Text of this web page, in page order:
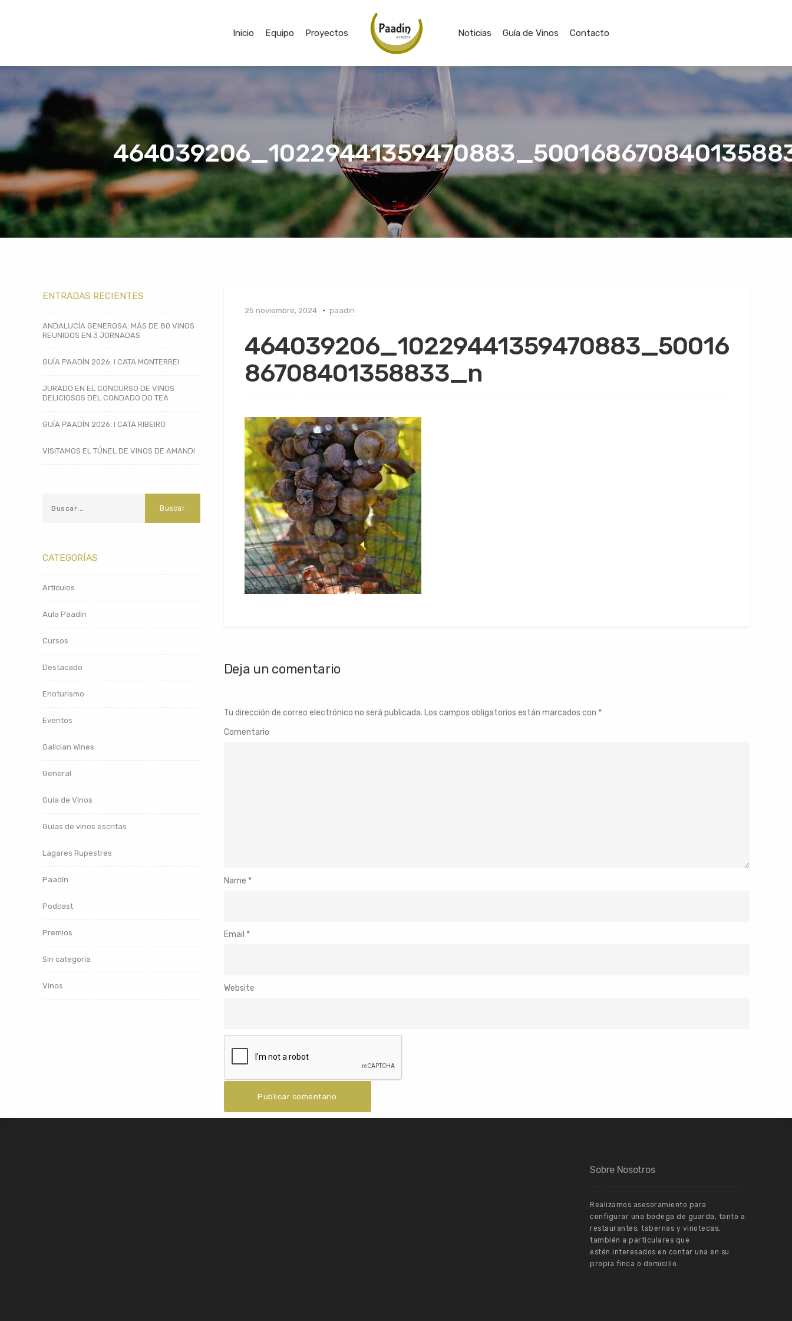
Inicio Equipo Proyectos Noticias Guía de Vinos Contacto
25 noviembre, 2024 paadin
464039206_10229441359470883_50016
86708401358833_n
Deja un comentario
Tu dirección de correo electrónico no será publicada. Los campos obligatorios están marcados con *
Comentario
Name *
Email *
Website
ENTRADAS RECIENTES
ANDALUCÍA GENEROSA: MÁS DE 80 VINOS
REUNIDOS EN 3 JORNADAS
GUÍA PAADÍN 2026: I CATA MONTERREI
JURADO EN EL CONCURSO DE VINOS
DELICIOSOS DEL CONDADO DO TEA
GUÍA PAADÍN 2026: I CATA RIBEIRO
VISITAMOS EL TÚNEL DE VINOS DE AMANDI
CATEGORÍAS
Artículos
Aula Paadín
Cursos
Destacado
Enoturismo
Eventos
Galician Wines
General
Guía de Vinos
Guías de vinos escritas
Lagares Rupestres
Paadín
Podcast
Premios
Sin categoría
Vinos
Sobre Nosotros
Realizamos asesoramiento para
configurar una bodega de guarda, tanto a
restaurantes, tabernas y vinotecas,
también a particulares que
estén interesados en contar una en su
propia finca o domicilio.